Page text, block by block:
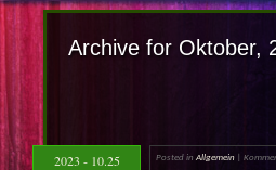
Archive for Oktober,
2023 - 10.25 Posted in Allgemein |